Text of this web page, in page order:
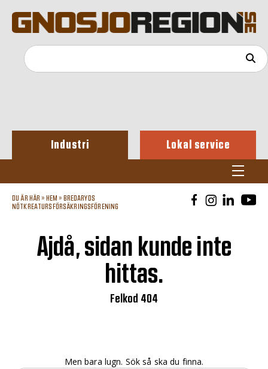
Industri Lokal service
DU ÄR HÄR » HEM » BREDARYDS
NÖTKREATURSFÖRSÄKRINGSFÖRENING
Ajdå, sidan kunde inte
hittas.
Felkod 404
Men bara lugn. Sök så ska du finna.